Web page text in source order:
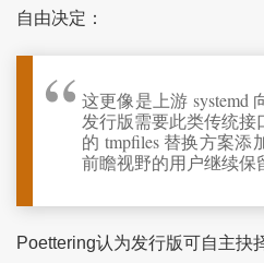
自由决定：
这更像是上游 systemd
发行版需要此类传统接
的 tmpfiles 替换方案
前瞻视野的用户继续保
Poettering认为发行版可自主抉